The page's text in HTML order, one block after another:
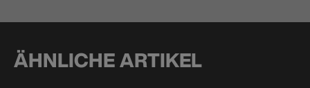
ÄHNLICHE ARTIKEL